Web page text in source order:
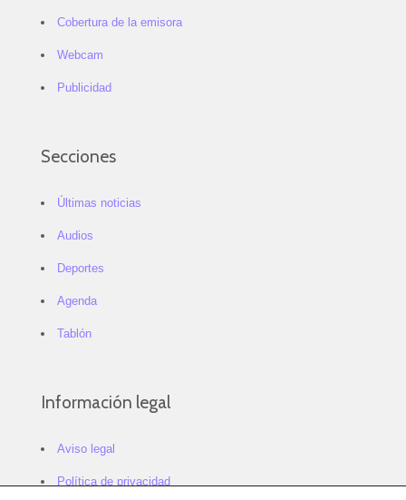
Cobertura de la emisora
Webcam
Publicidad
Secciones
Últimas noticias
Audios
Deportes
Agenda
Tablón
Información legal
Aviso legal
Política de privacidad